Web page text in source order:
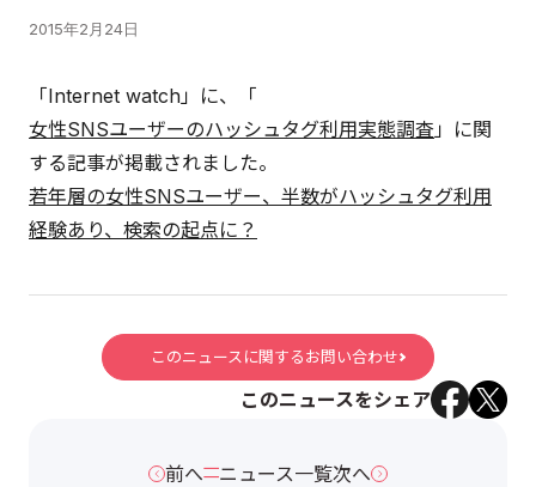
2015年2月24日
「Internet watch」に、「
女性SNSユーザーのハッシュタグ利用実態調査 」に関
する記事が掲載されました。
若年層の女性SNSユーザー、半数がハッシュタグ利用
経験あり、検索の起点に？
このニュースに関するお問い合わせ
このニュースをシェア
前へ ニュース一覧次へ